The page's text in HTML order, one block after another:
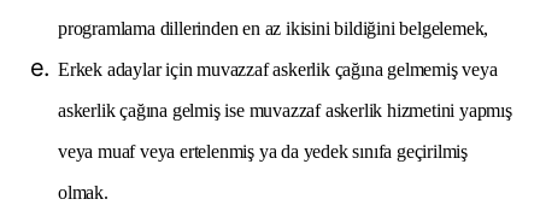
programlama dillerinden en az ikisini bildiğini belgelemek,
Erkek adaylar için muvazzaf askerlik çağına gelmemiş veya
askerlik çağına gelmiş ise muvazzaf askerlik hizmetini yapmış
veya muaf veya ertelenmiş ya da yedek sınıfa geçirilmiş
olmak.